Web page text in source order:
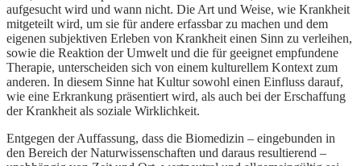
aufgesucht wird und wann nicht. Die Art und Weise, wie Krankheit
mitgeteilt wird, um sie für andere erfassbar zu machen und dem
eigenen subjektiven Erleben von Krankheit einen Sinn zu verleihen,
sowie die Reaktion der Umwelt und die für geeignet empfundene
Therapie, unterscheiden sich von einem kulturellem Kontext zum
anderen. In diesem Sinne hat Kultur sowohl einen Einfluss darauf,
wie eine Erkrankung präsentiert wird, als auch bei der Erschaffung
der Krankheit als soziale Wirklichkeit.
Entgegen der Auffassung, dass die Biomedizin – eingebunden in
den Bereich der Naturwissenschaften und daraus resultierend –